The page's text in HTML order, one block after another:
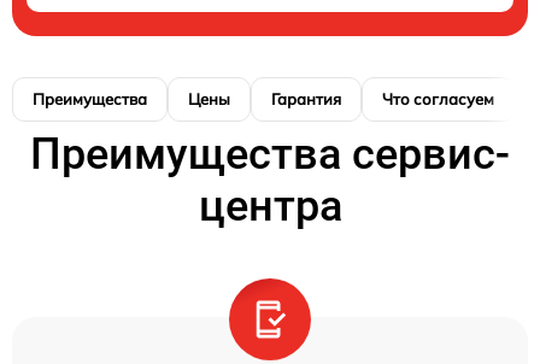
Преимущества Цены Гарантия Что согласуем
Преимущества сервис-
центра